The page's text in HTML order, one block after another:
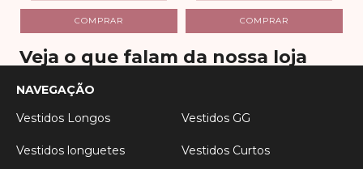
COMPRAR COMPRAR
Veja o que falam da nossa loja
NAVEGAÇÃO
Vestidos Longos
Vestidos GG
Vestidos longuetes Vestidos Curtos